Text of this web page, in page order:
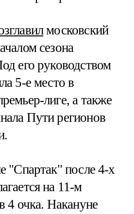
московский
сезона
его руководством
5-е место в
лиге, а также
Пути регионов
"Спартак" после 4-х
на 11-м
4 очка. Накануне